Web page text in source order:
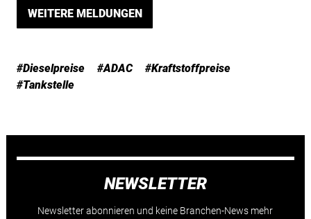
WEITERE MELDUNGEN
#Dieselpreise #ADAC
#Kraftstoffpreise
#Tankstelle
NEWSLETTER
Newsletter abonnieren und keine Branchen-News mehr